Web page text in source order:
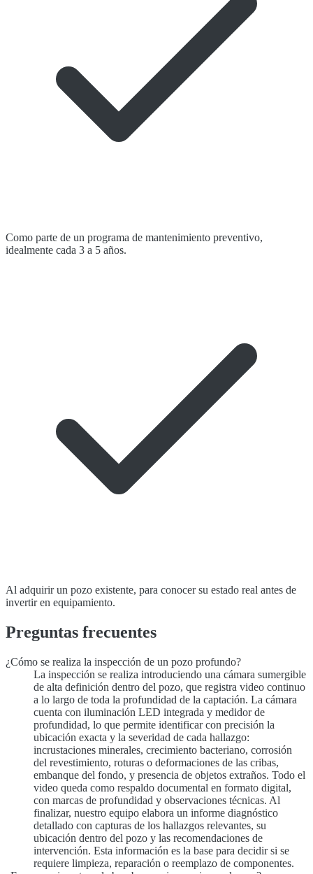
Como parte de un programa de mantenimiento preventivo,
idealmente cada 3 a 5 años.
Al adquirir un pozo existente, para conocer su estado real antes de
invertir en equipamiento.
Preguntas frecuentes
¿Cómo se realiza la inspección de un pozo profundo?
La inspección se realiza introduciendo una cámara sumergible
de alta definición dentro del pozo, que registra video continuo
a lo largo de toda la profundidad de la captación. La cámara
cuenta con iluminación LED integrada y medidor de
profundidad, lo que permite identificar con precisión la
ubicación exacta y la severidad de cada hallazgo:
incrustaciones minerales, crecimiento bacteriano, corrosión
del revestimiento, roturas o deformaciones de las cribas,
embanque del fondo, y presencia de objetos extraños. Todo el
video queda como respaldo documental en formato digital,
con marcas de profundidad y observaciones técnicas. Al
finalizar, nuestro equipo elabora un informe diagnóstico
detallado con capturas de los hallazgos relevantes, su
ubicación dentro del pozo y las recomendaciones de
intervención. Esta información es la base para decidir si se
requiere limpieza, reparación o reemplazo de componentes.